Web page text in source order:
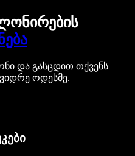
და გასცდით თქვენს
ოდესმე.